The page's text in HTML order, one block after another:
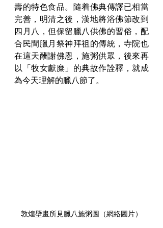
壽的特色食品。隨着佛典傳譯已相當
完善，明清之後，漢地將浴佛節改到
四月八，但保留臘八供佛的習俗，配
合民間臘月祭神拜祖的傳統，寺院也
在這天酬謝佛恩，施粥供眾，後來再
以「牧女獻糜」的典故作詮釋，就成
為今天理解的臘八節了。
敦煌壁畫所見臘八施粥圖（網絡圖片）